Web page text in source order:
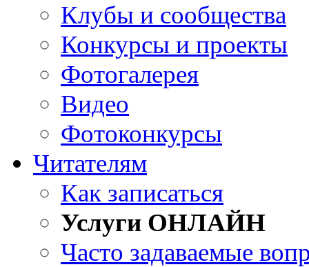
Клубы и сообщества
Конкурсы и проекты
Фотогалерея
Видео
Фотоконкурсы
Читателям
Как записаться
Услуги ОНЛАЙН
Часто задаваемые